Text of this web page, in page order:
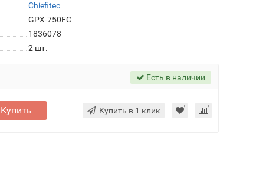
Chiefitec
GPX-750FC
1836078
2 шт.
Есть в наличии
Купить Купить в 1 клик